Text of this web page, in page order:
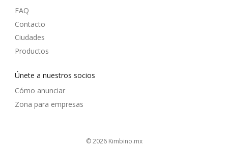
FAQ
Contacto
Ciudades
Productos
Únete a nuestros socios
Cómo anunciar
Zona para empresas
© 2026 kimbino.mx